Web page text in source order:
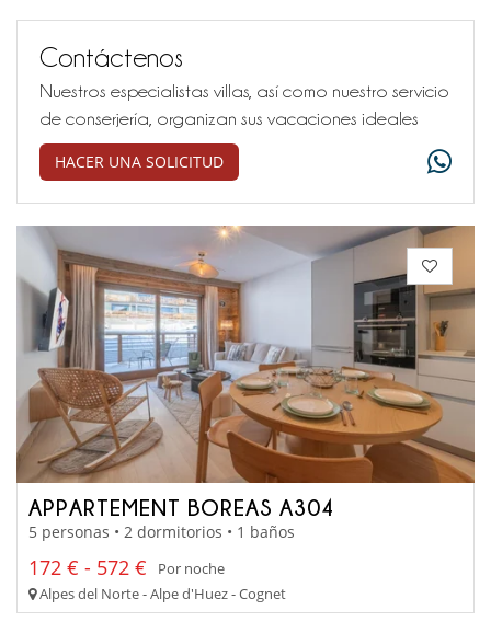
Contáctenos
Nuestros especialistas villas, así como nuestro servicio
de conserjería, organizan sus vacaciones ideales
HACER UNA SOLICITUD
APPARTEMENT BOREAS A304
5 personas • 2 dormitorios • 1 baños
172 € - 572 €
Por noche
Alpes del Norte - Alpe d'Huez - Cognet